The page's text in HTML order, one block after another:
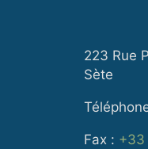
223 Rue
Sète
Fax : +33